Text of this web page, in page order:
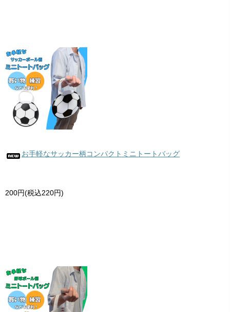
お手軽なサッカー柄コンパクトミニトートバッグ
200円(税込220円)